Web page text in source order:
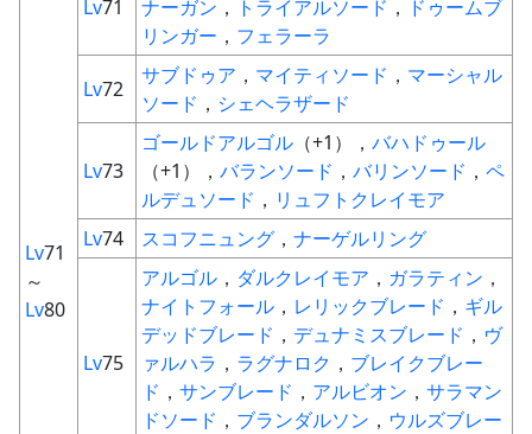
Lv71
～
Lv80
Lv71
ナーガン ， トライアルソード ， ドゥームブ
リンガー ， フェラーラ
Lv72
サブドゥア ， マイティソード ， マーシャル
ソード ， シェヘラザード
Lv73
ゴールドアルゴル （+1）， バハドゥール
（+1）， バランソード ， バリンソード ， ペ
ルデュソード ， リュフトクレイモア
Lv74 スコフニュング ， ナーゲルリング
Lv75
アルゴル ， ダルクレイモア ， ガラティン ，
ナイトフォール ， レリックブレード ， ギル
デッドブレード ， デュナミスブレード ， ヴ
ァルハラ ， ラグナロク ， ブレイクブレー
ド ， サンブレード ， アルビオン ， サラマン
ドソード ， ブランダルソン ， ウルズブレー